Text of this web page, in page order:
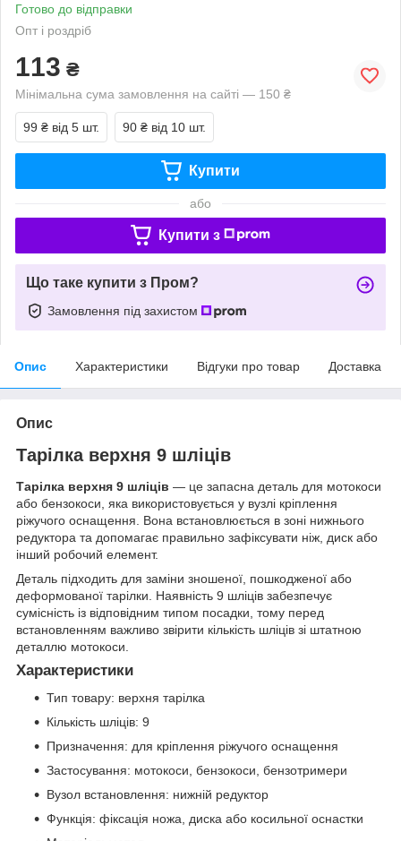
Готово до відправки
Опт і роздріб
113 ₴
Мінімальна сума замовлення на сайті — 150 ₴
99 ₴ від 5 шт. 90 ₴ від 10 шт.
Купити
або
Купити з
Що таке купити з Пром?
Замовлення під захистом
Опис Характеристики Відгуки про товар Доставка
Опис
Тарілка верхня 9 шліців
Тарілка верхня 9 шліців — це запасна деталь для мотокоси
або бензокоси, яка використовується у вузлі кріплення
ріжучого оснащення. Вона встановлюється в зоні нижнього
редуктора та допомагає правильно зафіксувати ніж, диск або
інший робочий елемент.
Деталь підходить для заміни зношеної, пошкодженої або
деформованої тарілки. Наявність 9 шліців забезпечує
сумісність із відповідним типом посадки, тому перед
встановленням важливо звірити кількість шліців зі штатною
деталлю мотокоси.
Характеристики
Тип товару: верхня тарілка
Кількість шліців: 9
Призначення: для кріплення ріжучого оснащення
Застосування: мотокоси, бензокоси, бензотримери
Вузол встановлення: нижній редуктор
Функція: фіксація ножа, диска або косильної оснастки